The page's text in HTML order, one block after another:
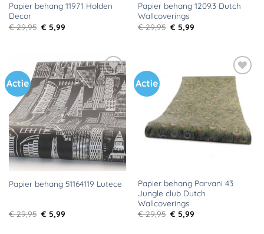
Papier behang 11971 Holden
Decor
€29,95 Oorspronkelijke
prijs
€ 5,99Huidige
Papier behang 1209.3 Dutch
Wallcoverings
€29,95 Oorspronkelijke
prijs
€ 5,99Huidige
Actie
Toevoegen
aan
verlanglijst
Papier behang 51164119 Lutece
€29,95 Oorspronkelijke
prijs
€ 5,99Huidige
Actie
Toevoegen
aan
verlanglijst
Papier behang Parvani 43
Jungle club Dutch
Wallcoverings
€29,95 Oorspronkelijke
prijs
€ 5,99Huidige